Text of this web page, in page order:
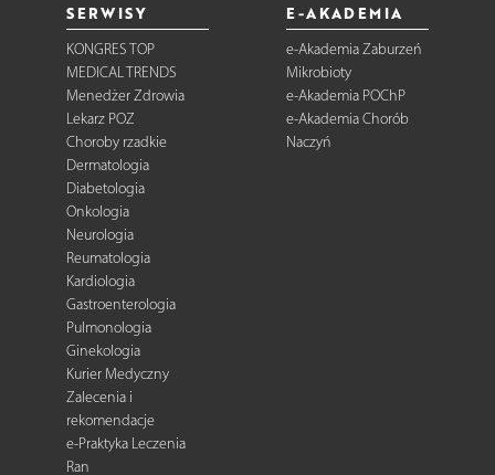
SERWISY
KONGRES TOP
MEDICAL TRENDS
Menedżer Zdrowia
Lekarz POZ
Choroby rzadkie
Dermatologia
Diabetologia
Onkologia
Neurologia
Reumatologia
Kardiologia
Gastroenterologia
Pulmonologia
Ginekologia
Kurier Medyczny
Zalecenia i
rekomendacje
e-Praktyka Leczenia
Ran
E-AKADEMIA
e-Akademia Zaburzeń
Mikrobioty
e-Akademia POChP
e-Akademia Chorób
Naczyń